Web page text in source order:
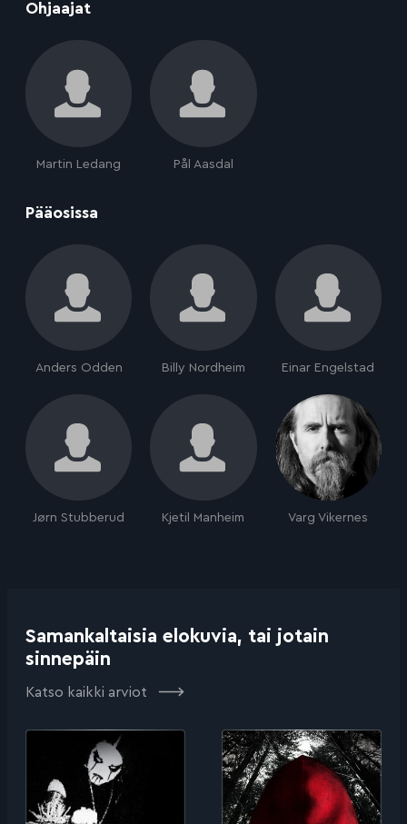
Ohjaajat
Martin Ledang Pål Aasdal
Pääosissa
Anders Odden Billy Nordheim Einar Engelstad
Jørn Stubberud Kjetil Manheim Varg Vikernes
Samankaltaisia elokuvia, tai jotain
sinnepäin
Katso kaikki arviot